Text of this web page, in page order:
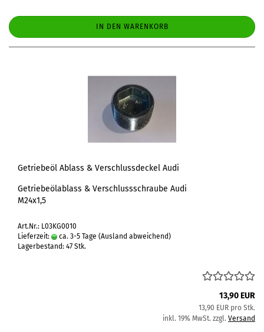
IN DEN WARENKORB
Getriebeöl Ablass & Verschlussdeckel Audi
Getriebeölablass & Verschlussschraube Audi
M24x1,5
Art.Nr.: L03KG0010
Lieferzeit:
ca. 3-5 Tage (Ausland abweichend)
Lagerbestand: 47 Stk.
13,90 EUR
13,90 EUR pro Stk.
inkl. 19% MwSt. zzgl. Versand